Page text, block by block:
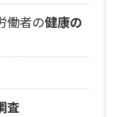
働者の健康の
査